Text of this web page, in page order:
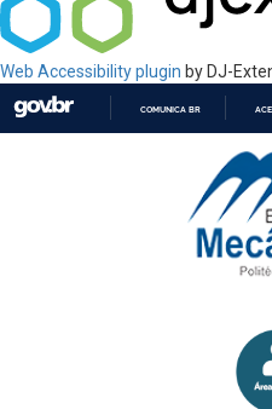
Web Accessibility plugin by DJ-
COMUNICA BR